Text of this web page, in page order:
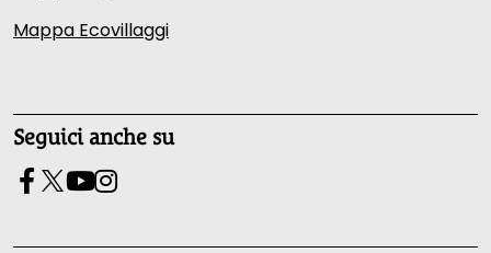
Mappa Ecovillaggi
Seguici anche su